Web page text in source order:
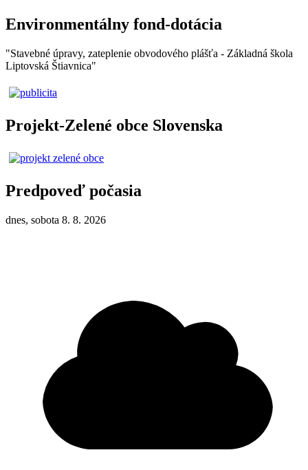
Environmentálny fond-dotácia
"Stavebné úpravy, zateplenie obvodového plášťa - Základná škola
Liptovská Štiavnica"
Projekt-Zelené obce Slovenska
Predpoveď počasia
dnes, sobota 8. 8. 2026